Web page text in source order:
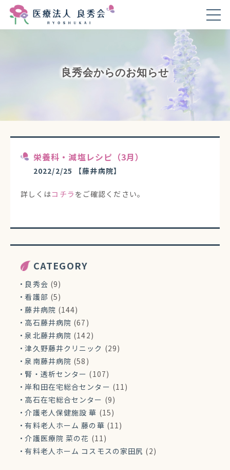
良秀会からのお知らせ
栄養科・減塩レシピ（3月）
2022/2/25 【藤井病院】
詳しくはコチラ をご確認ください。
CATEGORY
良秀会 (9)
看護部 (5)
藤井病院 (144)
高石藤井病院 (67)
泉北藤井病院 (142)
津久野藤井クリニック (29)
泉南藤井病院 (58)
腎・透析センター (107)
岸和田在宅総合センター (11)
高石在宅総合センター (9)
介護老人保健施設 華 (15)
有料老人ホーム 藤の華 (11)
介護医療院 菜の花 (11)
有料老人ホーム コスモスの家田尻 (2)